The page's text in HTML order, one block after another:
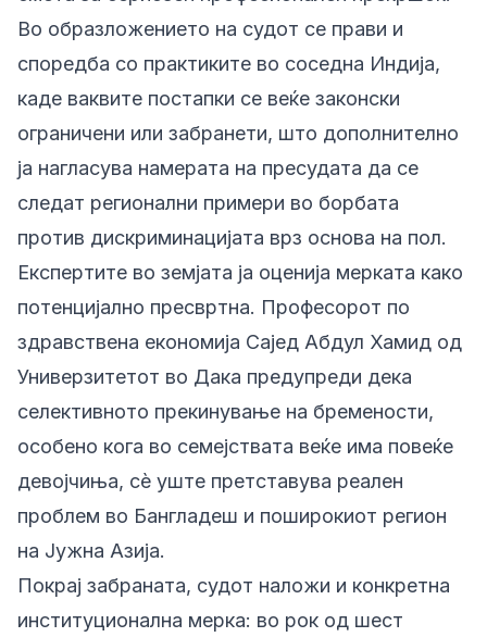
Во образложението на судот се прави и
споредба со практиките во соседна Индија,
каде ваквите постапки се веќе законски
ограничени или забранети, што дополнително
ја нагласува намерата на пресудата да се
следат регионални примери во борбата
против дискриминацијата врз основа на пол.
Експертите во земјата ја оценија мерката како
потенцијално пресвртна. Професорот по
здравствена економија Сајед Абдул Хамид од
Универзитетот во Дака предупреди дека
селективното прекинување на бремености,
особено кога во семејствата веќе има повеќе
девојчиња, сè уште претставува реален
проблем во Бангладеш и поширокиот регион
на Јужна Азија.
Покрај забраната, судот наложи и конкретна
институционална мерка: во рок од шест